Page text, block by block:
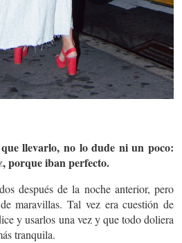
llevarlo, no lo dude ni un poco:
, porque iban perfecto.
después de la noche anterior, pero
maravillas. Tal vez era cuestión de
y usarlos una vez y que todo doliera
tranquila.